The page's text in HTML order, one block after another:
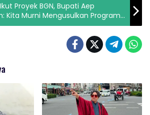
Proyek BGN, Bupati Aep
Kita Murni Mengusulkan Program